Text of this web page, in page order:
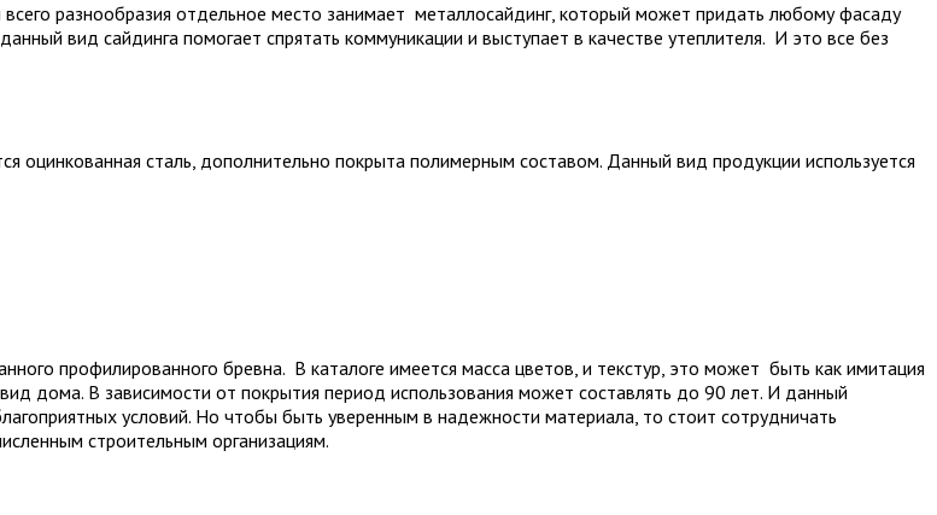
разнообразия отдельное место занимает металлосайдинг, который может придать любому фасаду
вид сайдинга помогает спрятать коммуникации и выступает в качестве утеплителя. И это все без
оцинкованная сталь, дополнительно покрыта полимерным составом. Данный вид продукции используется
профилированного бревна. В каталоге имеется масса цветов, и текстур, это может быть как имитация
дома. В зависимости от покрытия период использования может составлять до 90 лет. И данный
условий. Но чтобы быть уверенным в надежности материала, то стоит сотрудничать
строительным организациям.